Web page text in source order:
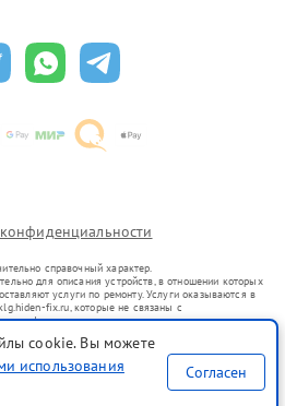
справочный характер.
для описания устройств, в отношении которых
услуги по ремонту. Услуги оказываются в
fix.ru, которые не связаны с
их официальными представителями.
введенных в гражданский оборот в соответствии
цели индивидуализации услуг или введения
информирования о предоставляемых услугах по
публичной офертой, определяемой
cookie. Вы можете
использования
Согласен